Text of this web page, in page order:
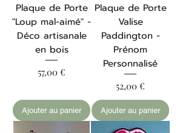
Plaque de Porte
"Loup mal-aimé" -
Déco artisanale
en bois
Prix
57,00 €
Ajouter au panier
Plaque de Porte
Valise
Paddington -
Prénom
Personnalisé
Prix
52,00 €
Ajouter au panier